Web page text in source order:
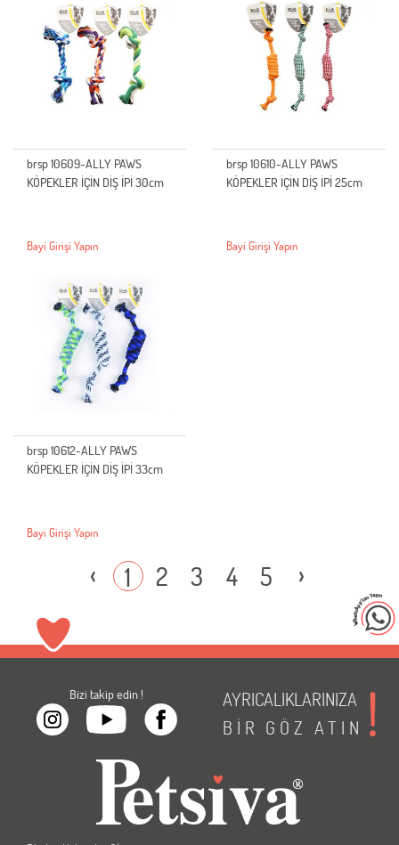
brsp 10609-ALLY PAWS
KÖPEKLER İÇİN DİŞ İPİ 30cm
Bayi Girişi Yapın
brsp 10610-ALLY PAWS
KÖPEKLER İÇİN DİŞ İPİ 25cm
Bayi Girişi Yapın
brsp 10612-ALLY PAWS
KÖPEKLER İÇİN DİŞ İPİ 33cm
Bayi Girişi Yapın
‹ 1 2 3 4 5 ›
Bizi takip edin !
AYRICALIKLARINIZA
BİR GÖZ ATIN